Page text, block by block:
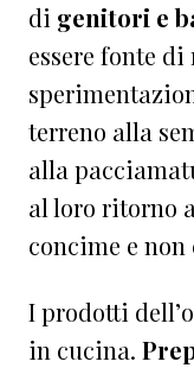
di genitori e
essere fonte
terreno alla
alla
al loro ritorno
concime e
I prodotti
in cucina.